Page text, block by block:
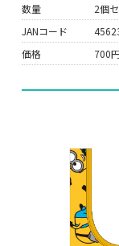
数量
2個
JANコード
価格
700